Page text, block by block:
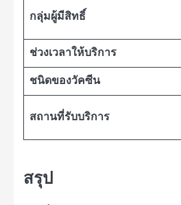
กลุ่มผู้มีสิทธิ์
ช่วงเวลาให้บริการ
ชนิดของวัคซีน
สถานที่รับบริการ
สรุป